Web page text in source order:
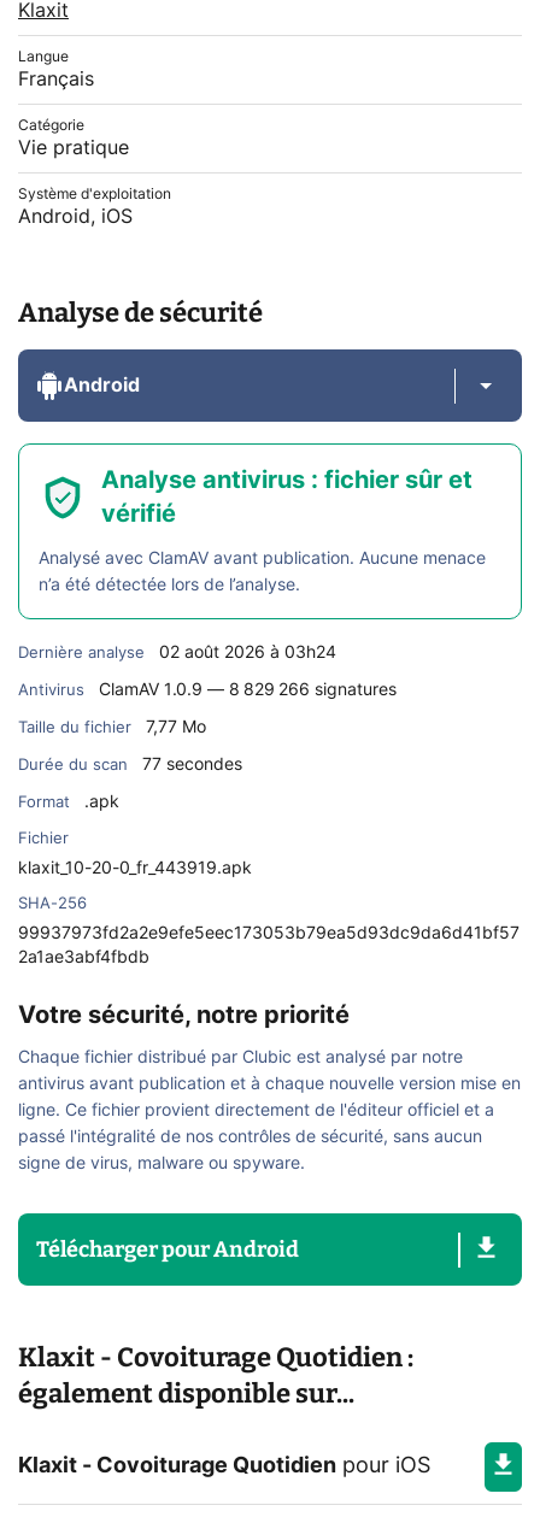
Klaxit
Langue
Français
Catégorie
Vie pratique
Système d'exploitation
Android, iOS
Analyse de sécurité
Android
Analyse antivirus : fichier sûr et
vérifié
Analysé avec ClamAV avant publication. Aucune menace
n’a été détectée lors de l’analyse.
Dernière analyse 02 août 2026 à 03h24
Antivirus ClamAV 1.0.9 — 8 829 266 signatures
Taille du fichier 7,77 Mo
Durée du scan 77 secondes
Format .apk
Fichier
klaxit_10-20-0_fr_443919.apk
SHA-256
99937973fd2a2e9efe5eec173053b79ea5d93dc9da6d41bf57
2a1ae3abf4fbdb
Votre sécurité, notre priorité
Chaque fichier distribué par Clubic est analysé par notre
antivirus avant publication et à chaque nouvelle version mise en
ligne. Ce fichier provient directement de l'éditeur officiel et a
passé l'intégralité de nos contrôles de sécurité, sans aucun
signe de virus, malware ou spyware.
TéléchargerpourAndroid
Klaxit - Covoiturage Quotidien :
également disponible sur...
Klaxit - Covoiturage Quotidien pour iOS